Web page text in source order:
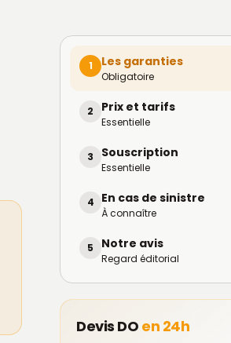
1 Les garanties
Obligatoire
2 Prix et tarifs
Essentielle
3 Souscription
Essentielle
4 En cas de sinistre
À connaître
5 Notre avis
Regard éditorial
Devis DO en 24h